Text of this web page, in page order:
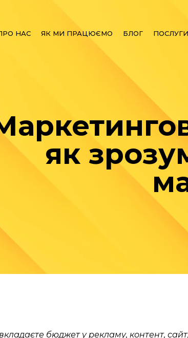
НАС ЯК МИ ПРАЦЮЄМО БЛОГ
як
бюджет у рекламу, контент, сайт,